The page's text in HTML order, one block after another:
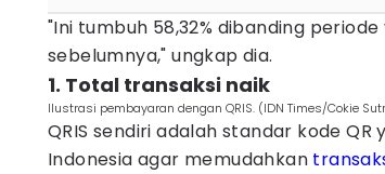
"Ini tumbuh 58,32% dibanding
sebelumnya," ungkap dia.
1. Total transaksi naik
Ilustrasi pembayaran dengan QRIS. (IDN Times/Cokie
QRIS sendiri adalah standar kode
Indonesia agar memudahkan